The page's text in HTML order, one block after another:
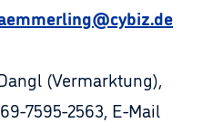
(Vermarktung),
7595-2563, E-Mail